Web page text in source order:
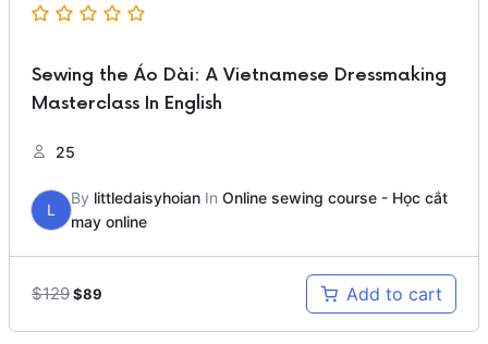
Sewing the Áo Dài: A Vietnamese Dressmaking
Masterclass In English
25
L
By littledaisyhoian InOnline sewing course - Học cắt
may online
$129Original
was:
$89
is:
Add to cart